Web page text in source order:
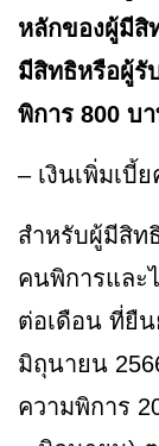
หลักของผู้มีสิ
มีสิทธิหรือผู้รั
พิการ 800 บ
– เงินเพิ่มเบี้
สำหรับผู้มีสิท
คนพิการและ
ต่อเดือน ที่ยื
มิถุนายน
ความพิการ